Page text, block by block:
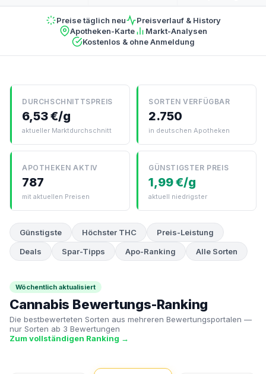
Preise täglich neu
Preisverlauf & History
Apotheken-Karte
Markt-Analysen
Kostenlos & ohne Anmeldung
DURCHSCHNITTSPREIS
6,53 €/g
aktueller Marktdurchschnitt
SORTEN VERFÜGBAR
2.750
in deutschen Apotheken
APOTHEKEN AKTIV
787
mit aktuellen Preisen
GÜNSTIGSTER PREIS
1,99 €/g
aktuell niedrigster
Günstigste Höchster THC
Preis-Leistung
Deals
Spar-Tipps Apo-Ranking Alle Sorten
Wöchentlich aktualisiert
Cannabis Bewertungs-Ranking
Die bestbewerteten Sorten aus mehreren Bewertungsportalen —
nur Sorten ab 3 Bewertungen
Zum vollständigen Ranking →